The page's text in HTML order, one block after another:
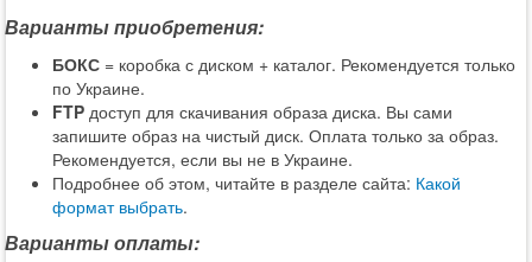
Варианты приобретения:
БОКС = коробка с диском + каталог. Рекомендуется только
по Украине.
FTP доступ для скачивания образа диска. Вы сами
запишите образ на чистый диск. Оплата только за образ.
Рекомендуется, если вы не в Украине.
Подробнее об этом, читайте в разделе сайта: Какой
формат выбрать.
Варианты оплаты: